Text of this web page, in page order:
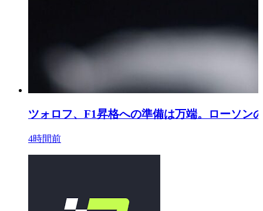
ツォロフ、F1昇格への準備は万端。ローソン
4時間前